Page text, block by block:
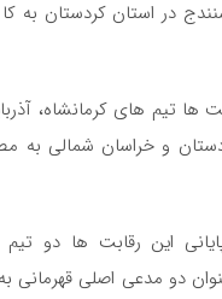
در استان کردستان به
ها تیم های کرمانشاه،
و خراسان شمالی به
این رقابت ها دو
دو مدعی اصلی